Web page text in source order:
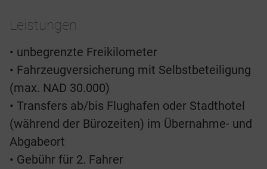
Leistungen
• unbegrenzte Freikilometer
• Fahrzeugversicherung mit Selbstbeteiligung
(max. NAD 30.000)
• Transfers ab/bis Flughafen oder Stadthotel
(während der Bürozeiten) im Übernahme- und
Abgabeort
• Gebühr für 2. Fahrer